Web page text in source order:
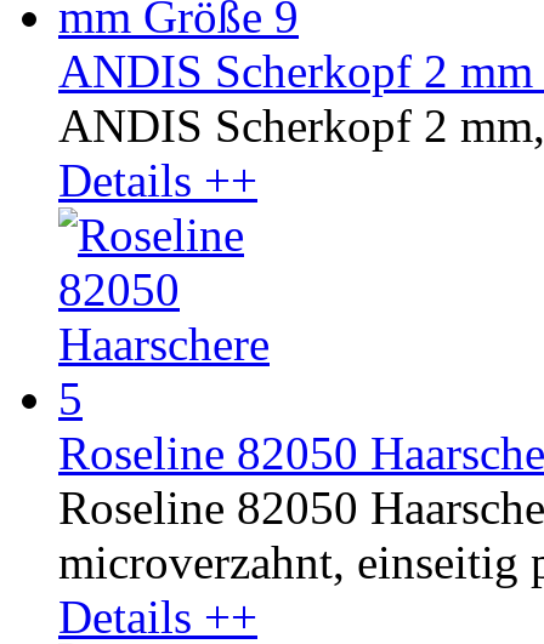
ANDIS Scherkopf 2 mm
ANDIS Scherkopf 2
Details ++
Roseline 82050
Roseline 82050
microverzahnt, einseitig
Details ++